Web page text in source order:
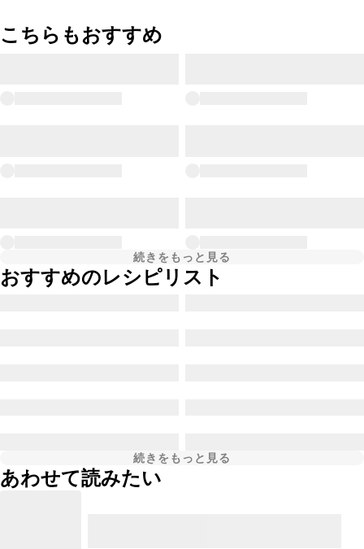
こちらもおすすめ
続きをもっと見る
おすすめのレシピリスト
続きをもっと見る
あわせて読みたい